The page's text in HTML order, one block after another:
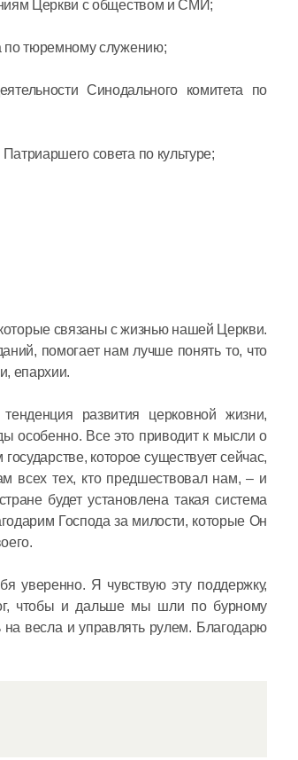
Церкви с обществом и СМИ;
по тюремному служению;
Синодального комитета по
совета по культуре;
связаны с жизнью нашей Церкви.
помогает нам лучше понять то, что
епархии.
развития церковной жизни,
особенно. Все это приводит к мысли о
которое существует сейчас,
всех тех, кто предшествовал нам, – и
будет установлена такая система
Господа за милости, которые Он
уверенно. Я чувствую эту поддержку,
чтобы и дальше мы шли по бурному
весла и управлять рулем. Благодарю
Без наших собственных
нас спасти
24 января 2021 в 21:20